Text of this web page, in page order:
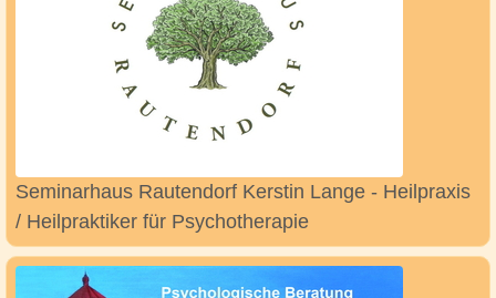
Seminarhaus Rautendorf Kerstin Lange - Heilpraxis
/ Heilpraktiker für Psychotherapie